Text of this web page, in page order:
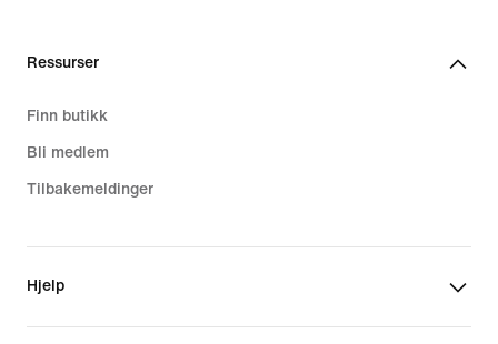
Ressurser
Finn butikk
Bli medlem
Tilbakemeldinger
Hjelp